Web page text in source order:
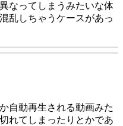
なってしまうみたいな体
乱しちゃうケースがあっ
自動再生される動画みた
れてしまったりとかであ